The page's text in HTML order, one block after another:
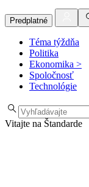
Predplatné
Téma týždňa
Politika
Ekonomika >
Spoločnosť
Technológie
Vitajte na Štandarde